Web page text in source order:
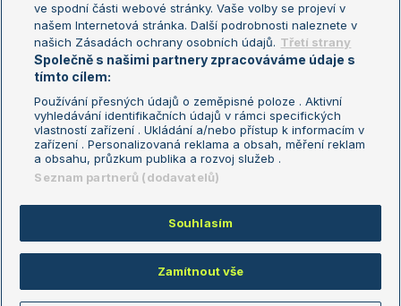
Fotbalové přestupy
Livesport Daily
LS Prague Open
Podmínky užití
Nastavení soukromí
GDPR a žurnalistika
Reklama
Kontakt
Informace o zpracování osobních
údajů
Copyright © 2008-2026 TenisPortal.cz. Využíváme zpravodajství ČTK.
ve spodní části webové stránky. Vaše volby se projeví v
našem Internetová stránka. Další podrobnosti naleznete v
našich Zásadách ochrany osobních údajů. Třetí strany
Společně s našimi partnery zpracováváme údaje s
tímto cílem:
Používání přesných údajů o zeměpisné poloze . Aktivní
vyhledávání identifikačních údajů v rámci specifických
vlastností zařízení . Ukládání a/nebo přístup k informacím v
zařízení . Personalizovaná reklama a obsah, měření reklam
a obsahu, průzkum publika a rozvoj služeb .
Seznam partnerů (dodavatelů)
Souhlasím
Zamítnout vše